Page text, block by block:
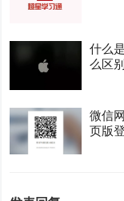
什么
么区
微信
页版